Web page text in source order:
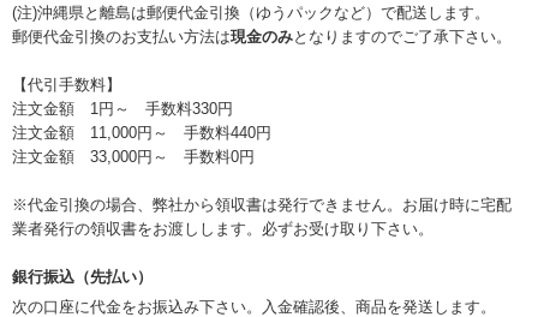
(注)沖縄県と離島は郵便代金引換（ゆうパックなど）で配送します。
郵便代金引換のお支払い方法は現金のみとなりますのでご了承下さい。
【代引手数料】
注文金額 1円～ 手数料330円
注文金額 11,000円～ 手数料440円
注文金額 33,000円～ 手数料0円
※代金引換の場合、弊社から領収書は発行できません。お届け時に宅配
業者発行の領収書をお渡しします。必ずお受け取り下さい。
銀行振込（先払い）
次の口座に代金をお振込み下さい。入金確認後、商品を発送します。